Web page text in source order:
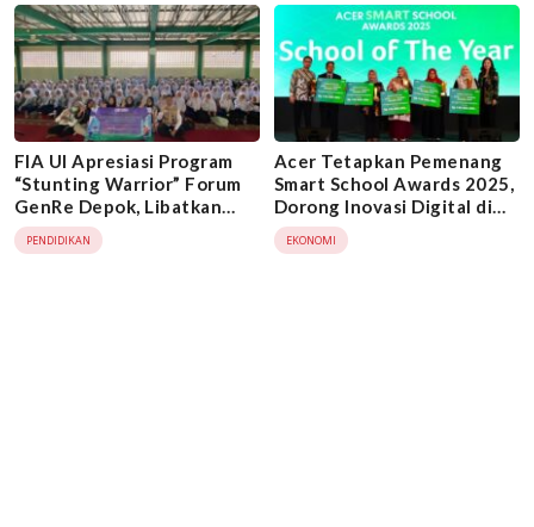
FIA UI Apresiasi Program
“Stunting Warrior” Forum
GenRe Depok, Libatkan
Remaja Cegah Stunting
Sejak Dini
PENDIDIKAN
Acer Tetapkan Pemenang
Smart School Awards 2025,
Dorong Inovasi Digital di
Dunia Pendidikan
EKONOMI